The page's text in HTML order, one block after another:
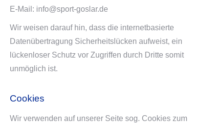
E-Mail: info@sport-goslar.de
Wir weisen darauf hin, dass die internetbasierte
Datenübertragung Sicherheitslücken aufweist, ein
lückenloser Schutz vor Zugriffen durch Dritte somit
unmöglich ist.
Cookies
Wir verwenden auf unserer Seite sog. Cookies zum